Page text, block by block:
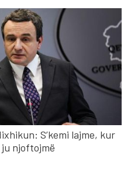
S’kemi lajme, kur
njoftojmë